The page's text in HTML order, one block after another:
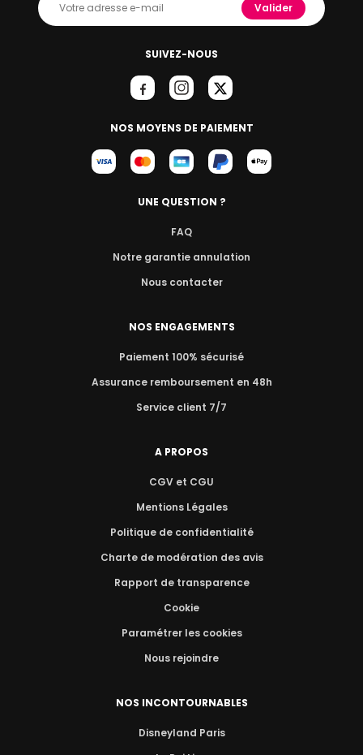
SUIVEZ-NOUS
NOS MOYENS DE PAIEMENT
Valider
UNE QUESTION ?
FAQ
Notre garantie annulation
Nous contacter
NOS ENGAGEMENTS
Paiement 100% sécurisé
Assurance remboursement en 48h
Service client 7/7
A PROPOS
CGV et CGU
Mentions Légales
Politique de confidentialité
Charte de modération des avis
Rapport de transparence
Cookie
Paramétrer les cookies
Nous rejoindre
NOS INCONTOURNABLES
Disneyland Paris